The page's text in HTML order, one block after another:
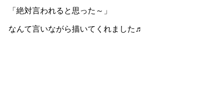
「絶対言われると思った～」
なんて言いながら描いてくれました♬